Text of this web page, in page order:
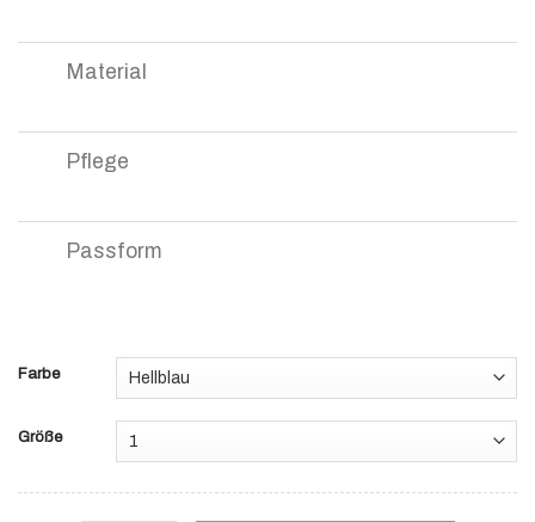
Material
Pflege
Passform
Farbe
Größe